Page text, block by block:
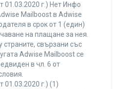
01.03.2020 г.) Нет Инфо
Mailboost в Adwise
в срок от 1 (един)
на плащане за нея.
свързани със
Adwise Mailboost се
в чл. 6 от
01.03.2020 г.) (1)